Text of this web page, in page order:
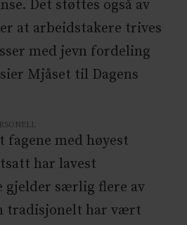
Det støttes også av
at arbeidstakere trives
med jevn fordeling
Mjåset til Dagens
fagene med høyest
har lavest
gjelder særlig flere av
tradisjonelt har vært